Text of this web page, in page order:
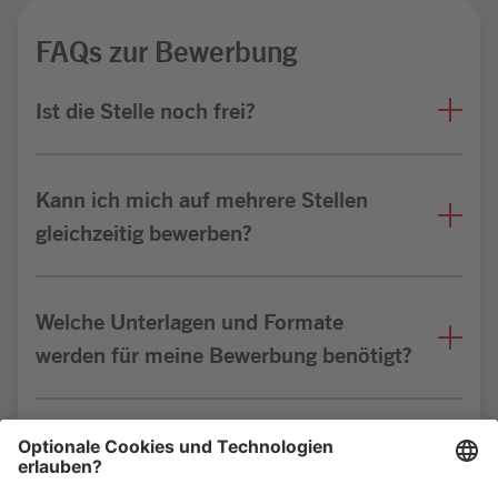
FAQs zur Bewerbung
Ist die Stelle noch frei?
Kann ich mich auf mehrere Stellen
gleichzeitig bewerben?
Welche Unterlagen und Formate
werden für meine Bewerbung benötigt?
Bin ich für die Stelle geeignet?